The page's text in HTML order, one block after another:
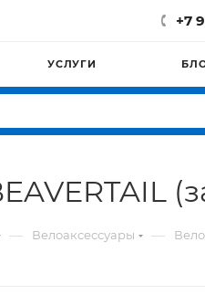
+7
УСЛУГИ
— Велоаксессуары —